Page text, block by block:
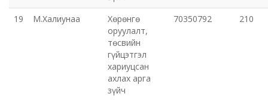
19 М.Халиунаа
Хөрөнгө
оруулалт,
төсвийн
гүйцэтгэл
хариуцсан
ахлах арга
зүйч
70350792 210